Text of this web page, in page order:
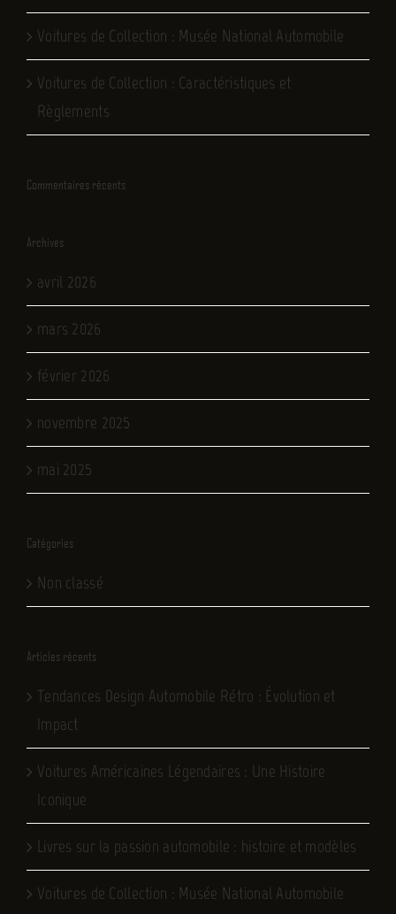
Voitures de Collection : Musée National Automobile
Voitures de Collection : Caractéristiques et
Règlements
Commentaires récents
Archives
avril 2026
mars 2026
février 2026
novembre 2025
mai 2025
Catégories
Non classé
Articles récents
Tendances Design Automobile Rétro : Évolution et
Impact
Voitures Américaines Légendaires : Une Histoire
Iconique
Livres sur la passion automobile : histoire et modèles
Voitures de Collection : Musée National Automobile